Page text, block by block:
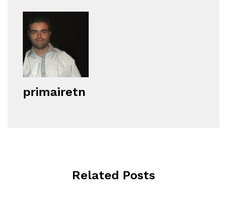
primairetn
Related Posts